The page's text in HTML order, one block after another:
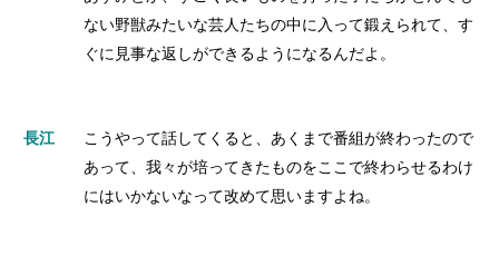
ない野獣みたいな芸人たちの中に入って鍛えられて、す
ぐに見事な返しができるようになるんだよ。
長江
こうやって話してくると、あくまで番組が終わったので
あって、我々が培ってきたものをここで終わらせるわけ
にはいかないなって改めて思いますよね。